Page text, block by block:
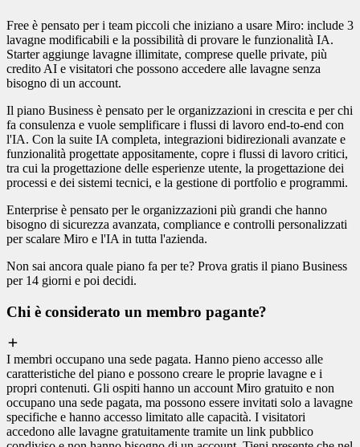
Free è pensato per i team piccoli che iniziano a usare Miro: include 3
lavagne modificabili e la possibilità di provare le funzionalità IA.
Starter aggiunge lavagne illimitate, comprese quelle private, più
credito AI e visitatori che possono accedere alle lavagne senza
bisogno di un account.
Il piano Business è pensato per le organizzazioni in crescita e per chi
fa consulenza e vuole semplificare i flussi di lavoro end-to-end con
l'IA. Con la suite IA completa, integrazioni bidirezionali avanzate e
funzionalità progettate appositamente, copre i flussi di lavoro critici,
tra cui la progettazione delle esperienze utente, la progettazione dei
processi e dei sistemi tecnici, e la gestione di portfolio e programmi.
Enterprise è pensato per le organizzazioni più grandi che hanno
bisogno di sicurezza avanzata, compliance e controlli personalizzati
per scalare Miro e l'IA in tutta l'azienda.
Non sai ancora quale piano fa per te? Prova gratis il piano Business
per 14 giorni e poi decidi.
Chi è considerato un membro pagante?
I membri occupano una sede pagata. Hanno pieno accesso alle
caratteristiche del piano e possono creare le proprie lavagne e i
propri contenuti. Gli ospiti hanno un account Miro gratuito e non
occupano una sede pagata, ma possono essere invitati solo a lavagne
specifiche e hanno accesso limitato alle capacità. I visitatori
accedono alle lavagne gratuitamente tramite un link pubblico